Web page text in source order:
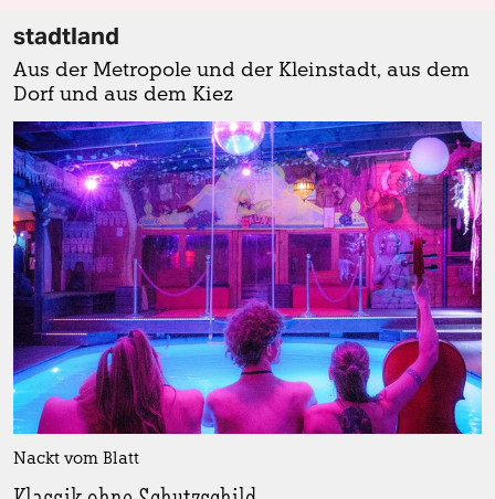
stadtland
Aus der Metropole und der Kleinstadt, aus dem
Dorf und aus dem Kiez
Nackt vom Blatt